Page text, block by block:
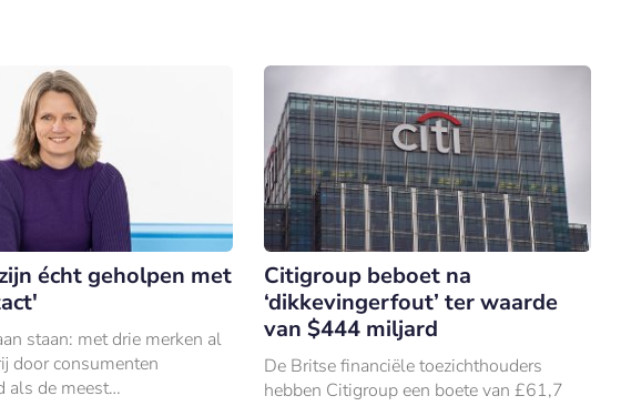
écht geholpen met
staan: met drie merken al
door consumenten
als de meest
Citigroup beboet na
‘dikkevingerfout’ ter waarde
van $444 miljard
De Britse financiële toezichthouders
hebben Citigroup een boete van £61,7